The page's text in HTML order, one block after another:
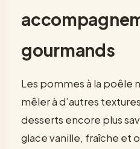
gourmands
Les pommes à la poêle
mêler à d’autres
desserts encore plus
glace vanille, fraîche et